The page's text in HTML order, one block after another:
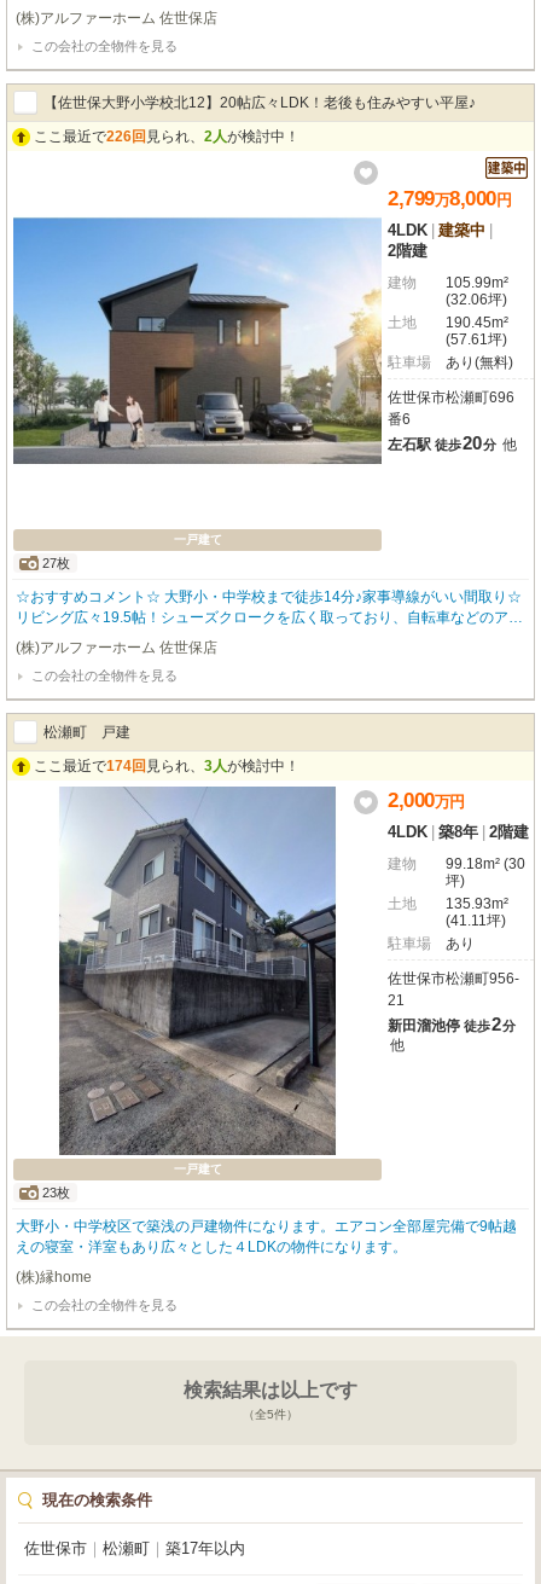
小学校・中学校まで徒歩15分と通学がしやすい立地☆ ■周辺環境 ・佐世保市立
大野小学校まで徒歩14分（1100ｍ） ・佐世保市立大野中学校まで徒歩15分
（1200m） ・ドラッグストアモリ矢峰店まで車で7分（2.2km） ■物件情報 ・
駐車場4台 ・ウォークインクローゼット収納 ・シューズクローク ・照明、エ
アコン1基設置済み ・食器洗浄乾燥機、浴室乾燥機能付き ・断熱等性能等級5
等級 ・劣化対策等級3相当 ・床下の劣化を防ぎ不同沈下しにくいベタ基礎を採
用 ■2026年8月完成予定 ※工期の影響で変更になる可能性がございます。ご了
(株)アルファーホーム 佐世保店
この会社の全物件を見る
【佐世保大野小学校北12】20帖広々LDK！老後も住みやすい平屋♪
ここ最近で226回 見られ、 2人が検討中！
一戸建て
27枚
2,799万8,000円
4LDK 建築中
2階建
建物
105.99m²
(32.06坪)
土地
190.45m²
(57.61坪)
駐車場
あり(無料)
佐世保市松瀬町696
番6
左石駅 徒歩20分 他
☆おすすめコメント☆ 大野小・中学校まで徒歩14分♪家事導線がいい間取り☆
リビング広々19.5帖！シューズクロークを広く取っており、自転車などのアウ
トドア用品も家の中に置けます！オール電化ならではの設備が充実です☆ ■周
辺環境 ・佐世保市立大野小学校まで徒歩14分（1093ｍ） ・佐世保市立大野中
学校まで徒歩14分（1100ｍ） ・大野モールまで車で7分（2.2km） ■物件情報
・駐車場3台 ・リビング19.5帖 ・シューズクローク ・各階トイレ設置 ・照
明、エアコン1基設置済み ・食器洗浄乾燥機、浴室乾燥機能付き ・断熱等性能
等級5等級 ・劣化対策等級3相当 ・床下の劣化を防ぎ不同沈下しにくいベタ基
礎を採用 ■2026年11月完成予定 ※工期の影響で変更になる可能性がございま
により、ご希望に添えない場合がございます。予めご了承下さい。
(株)アルファーホーム 佐世保店
この会社の全物件を見る
松瀬町 戸建
ここ最近で174回 見られ、 3人が検討中！
一戸建て
23枚
2,000万円
4LDK 築8年 2階建
建物
99.18m² (30
坪)
土地
135.93m²
(41.11坪)
駐車場
あり
佐世保市松瀬町956-
21
新田溜池停 徒歩2分
他
大野小・中学校区で築浅の戸建物件になります。エアコン全部屋完備で9帖越
えの寝室・洋室もあり広々とした４LDKの物件になります。
(株)縁home
この会社の全物件を見る
検索結果は以上です
（全5件）
現在の検索条件
佐世保市 松瀬町 築17年以内